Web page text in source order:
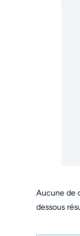
Aucune de
dessous